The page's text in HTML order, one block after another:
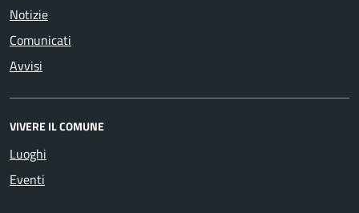
Notizie
Comunicati
Avvisi
VIVERE IL COMUNE
Luoghi
Eventi